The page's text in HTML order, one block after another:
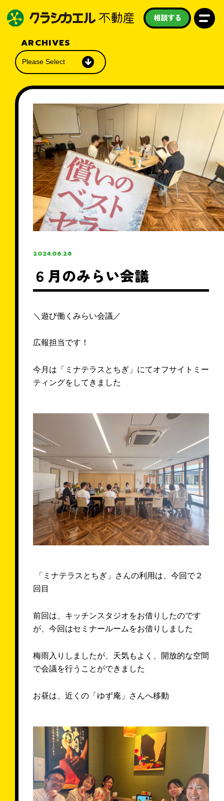
私たちについて
売りたい
学びたい
守りたい
お知らせ
スタッフ紹介
よくある質問
採用情報
＼ 来店せずに相談可能 ／
無料・オンライン相談予約
お電話での問い合わせ
0120-726-812
【対応時間】9:00〜22:00 水曜定休
来店予約する
お問い合わせ
Follow us
相談する
ARCHIVES
2024.06.26
６月のみらい会議
＼遊び働くみらい会議／
広報担当です！
今月は「ミナテラスとちぎ」にてオフサイトミー
ティングをしてきました
「ミナテラスとちぎ」さんの利用は、今回で２
回目
前回は、キッチンスタジオをお借りしたのです
が、今回はセミナールームをお借りしました
梅雨入りしましたが、天気もよく、開放的な空間
で会議を行うことができました
お昼は、近くの「ゆず庵」さんへ移動